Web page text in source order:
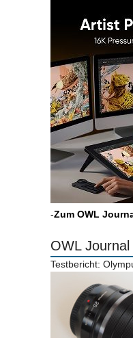
-Zum OWL
OWL
Testbericht: